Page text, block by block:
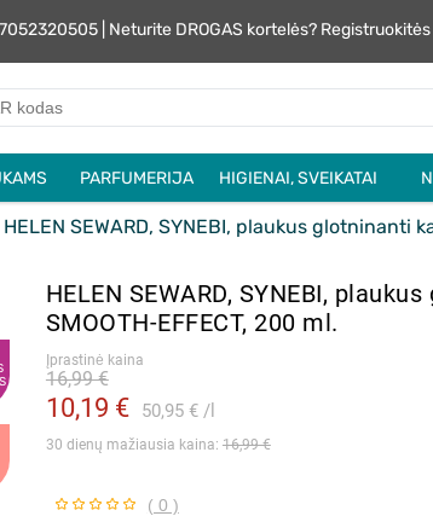
| Neturite DROGAS kortelės?
PARFUMERIJA HIGIENAI, SVEIKATAI
HELEN SEWARD, SYNEBI, plaukus glotninanti
HELEN SEWARD, SYNEBI,
SMOOTH-EFFECT, 200 ml.
Įprastinė kaina
10,19 € 50,95 € l
16,99 €
30 dienų mažiausia kaina: 16,99 €
( 0 )